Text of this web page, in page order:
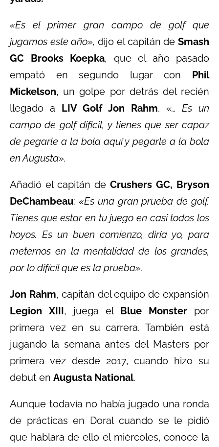
«Es el primer gran campo de golf que
jugamos este año», dijo el capitán deSmash
GC Brooks Koepka, que el año pasado
empató en segundo lugar con Phil
Mickelson, un golpe por detrás del recién
llegado a LIV Golf Jon Rahm. «… Es un
campo de golf difícil, y tienes que ser capaz
de pegarle a la bola aquí y pegarle a la bola
en Augusta».
Añadió el capitán de Crushers GC, Bryson
DeChambeau: «Es una gran prueba de golf.
Tienes que estar en tu juego en casi todos los
hoyos. Es un buen comienzo, diría yo, para
meternos en la mentalidad de los grandes,
por lo difícil que es la prueba».
Jon Rahm, capitán del equipo de expansión
Legion XIII, juega elBlue Monster por
primera vez en su carrera. También está
jugando la semana antes del Masters por
primera vez desde 2017, cuando hizo su
debut en Augusta National.
Aunque todavía no había jugado una ronda
de prácticas en Doral cuando se le pidió
que hablara de ello el miércoles, conoce la